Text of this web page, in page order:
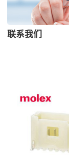
联系我们